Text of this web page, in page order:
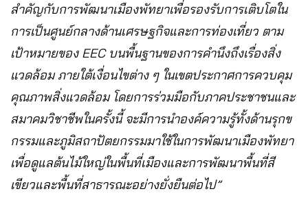
สำคัญกับการพัฒนาเมืองพัทยาเพื่อรองรับการเติบโตใน
การเป็นศูนย์กลางด้านเศรษฐกิจและการท่องเที่ยว ตาม
เป้าหมายของ EEC บนพื้นฐานของการคำนึงถึงเรื่องสิ่ง
แวดล้อม ภายใต้เงื่อนไขต่าง ๆ ในเขตประกาศการควบคุม
คุณภาพสิ่งแวดล้อม โดยการร่วมมือกับภาคประชาชนและ
สมาคมวิชาชีพในครั้งนี้ จะมีการนำองค์ความรู้ทั้งด้านรุกข
กรรมและภูมิสถาปัตยกรรมมาใช้ในการพัฒนาเมืองพัทยา
เพื่อดูแลต้นไม้ใหญ่ในพื้นที่เมืองและการพัฒนาพื้นที่สี
เขียวและพื้นที่สาธารณะอย่างยั่งยืนต่อไป”